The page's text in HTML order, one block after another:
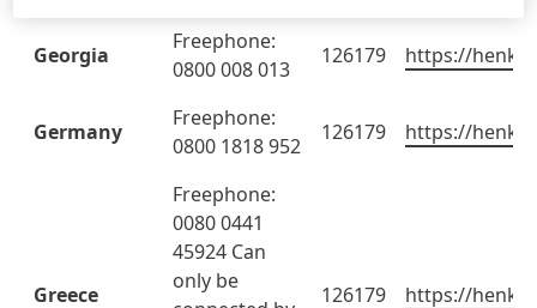
Georgia
Freephone:
0800 008 013
126179 https://
Germany
Freephone:
0800 1818 952
126179 https://
Greece
Freephone:
0080 0441
45924 Can
only be
126179 https://